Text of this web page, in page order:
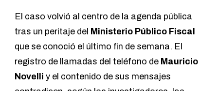
El caso volvió al centro de la agenda pública
tras un peritaje del Ministerio Público Fiscal
que se conoció el último fin de semana. El
registro de llamadas del teléfono de Mauricio
Novelli y el contenido de sus mensajes